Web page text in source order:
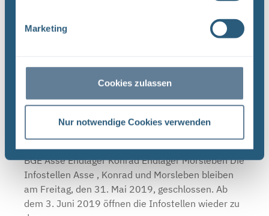
Marketing
Cookies zulassen
Nur notwendige Cookies verwenden
BGE Asse Endlager Konrad Endlager Morsleben Die
Infostellen Asse , Konrad und Morsleben bleiben
den 4. Oktober 2019, aufgrund des Tags der
Die Infostellen Asse, Konrad und Morsleben
sind am 31. Mai 2019 geschlossen
BGE Asse Endlager Konrad Endlager Morsleben Die
Infostellen Asse , Konrad und Morsleben bleiben
am Freitag, den 31. Mai 2019, geschlossen. Ab
dem 3. Juni 2019 öffnen die Infostellen wieder zu